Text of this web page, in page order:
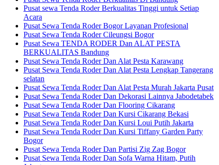
Pusat sewa Tenda Roder Berkualitas Tinggi untuk Setiap
Acara
Pusat Sewa Tenda Roder Bogor Layanan Profesional
Pusat Sewa Tenda Roder Cileungsi Bogor
Pusat Sewa TENDA RODER Dan ALAT PESTA
BERKUALITAS Bandung
Pusat Sewa Tenda Roder Dan Alat Pesta Karawang
Pusat Sewa Tenda Roder Dan Alat Pesta Lengkap Tangerang
selatan
Pusat Sewa Tenda Roder Dan Alat Pesta Murah Jakarta Pusat
Pusat Sewa Tenda Roder Dan Dekorasi Lainnya Jabodetabek
Pusat Sewa Tenda Roder Dan Flooring Cikarang
Pusat Sewa Tenda Roder Dan Kursi Cikarang Bekasi
Pusat Sewa Tenda Roder Dan Kursi Loui Putih Jakarta
Pusat Sewa Tenda Roder Dan Kursi Tiffany Garden Party
Bogor
Pusat Sewa Tenda Roder Dan Partisi Zig Zag Bogor
Pusat Sewa Tenda Roder Dan Sofa Warna Hitam, Putih